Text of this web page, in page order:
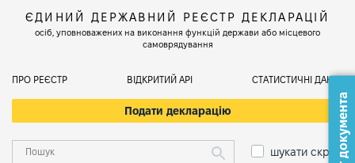
ЄДИНИЙ ДЕРЖАВНИЙ РЕЄСТР ДЕКЛАРАЦІЙ
осіб, уповноважених на виконання функцій держави або місцевого
самоврядування
ПРО РЕЄСТР ВІДКРИТИЙ АРІ СТАТИСТИЧНІ ДАНІ
Подати декларацію
шукати скрізьЗміст документа